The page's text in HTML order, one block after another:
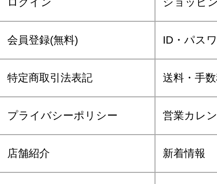
会員登録(無料) ID・パス
特定商取引法表記 送料・手
プライバシーポリシー 営業カレ
店舗紹介 新着情報